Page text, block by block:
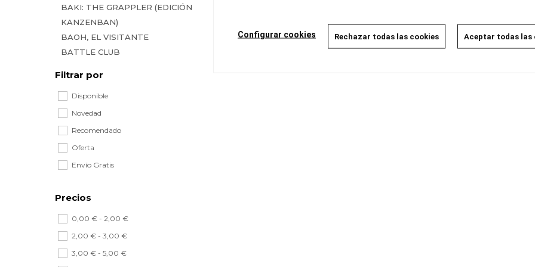
BAKI: THE GRAPPLER (EDICIÓN
KANZENBAN)
BAOH, EL VISITANTE
BATTLE CLUB
BATTLE CLUB 2ND STAGE
BIG ORDER
BIMBOGAMI GA!
CALL OF THE NIGHT
CAROLE & TUESDAY
CODE GEASS: LELOUCH, EL DE LA
CODE GEASS: SUZAKU, EL DEL
CONTRAATAQUE
CODE GEASS:LA PESADILLA DE
COOL SHOCK B.T.
Filtrar por
Disponible
Novedad
Recomendado
Oferta
Envío Gratis
Precios
0,00 € - 2,00 €
2,00 € - 3,00 €
3,00 € - 5,00 €
7,60 € 8,00 € 7,60 €
Configurar cookies Rechazar todas las cookies Aceptar todas las